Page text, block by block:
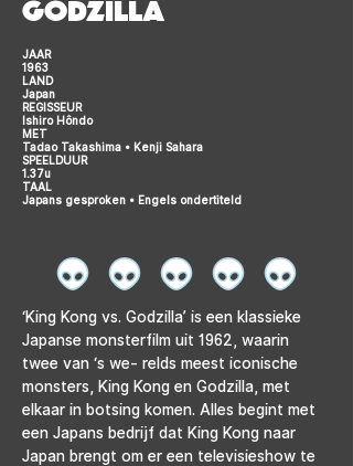
GODZILLA
JAAR
1963
LAND
Japan
REGISSEUR
Ishiro Hôndo
MET
Tadao Takashima • Kenji Sahara
SPEELDUUR
1.37u
TAAL
Japans gesproken • Engels ondertiteld
‘King Kong vs. Godzilla’ is een klassieke
Japanse monsterfilm uit 1962, waarin
twee van ‘s we- relds meest iconische
monsters, King Kong en Godzilla, met
elkaar in botsing komen. Alles begint met
een Japans bedrijf dat King Kong naar
Japan brengt om er een televisieshow te